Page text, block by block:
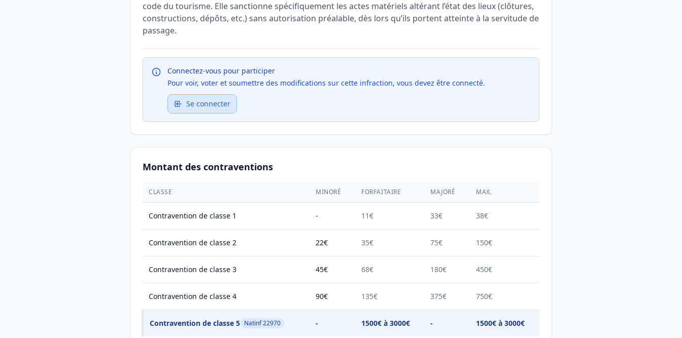
code du tourisme. Elle sanctionne spécifiquement les actes matériels altérant l’état des lieux (clôtures,
constructions, dépôts, etc.) sans autorisation préalable, dès lors qu’ils portent atteinte à la servitude de
passage.
Connectez-vous pour participer
Pour voir, voter et soumettre des modifications sur cette infraction, vous devez être connecté.
Se connecter
Montant des contraventions
CLASSE MINORÉ FORFAITAIRE MAJORÉ MAX.
Contravention de classe 1 - 11€ 33€ 38€
Contravention de classe 2 22€ 35€ 75€ 150€
Contravention de classe 3 45€ 68€ 180€ 450€
Contravention de classe 4 90€ 135€ 375€ 750€
Contravention de classe 5 Natinf 22970 - 1500€ à 3000€ - 1500€ à 3000€